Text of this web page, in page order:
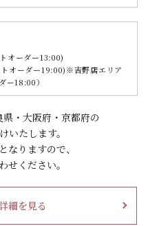
オーダー13:00)
オーダー19:00)※吉野店エリア
ー18:00）
・大阪府・京都府の
いたします。
なりますので、
せください。
細を見る